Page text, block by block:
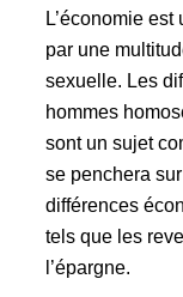
L’économie
par une
sexuelle. Les
hommes
sont un sujet
se penchera
différences
tels que les
l’épargne.